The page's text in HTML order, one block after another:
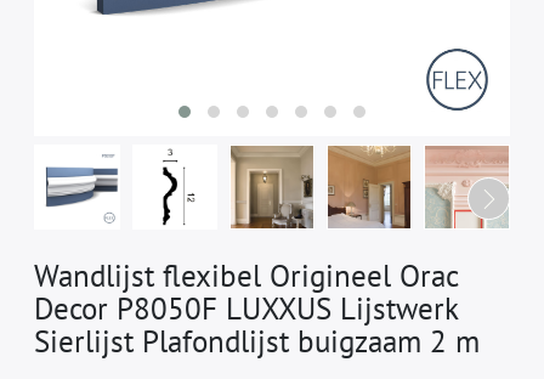
Wandlijst flexibel Origineel Orac
Decor P8050F LUXXUS Lijstwerk
Sierlijst Plafondlijst buigzaam 2 m